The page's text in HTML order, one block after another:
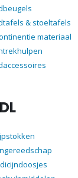
& stoeltafels
materiaal